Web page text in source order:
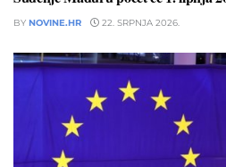
BY NOVINE.HR 22. SRPNJA 2026.